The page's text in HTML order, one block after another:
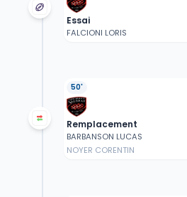
Essai
FALCIONI LORIS
50'
Remplacement
BARBANSON LUCAS
NOYER CORENTIN